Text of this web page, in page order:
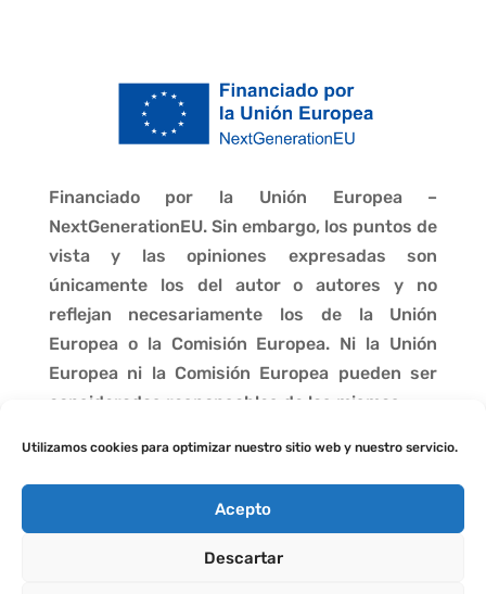
Utilizamos cookies para optimizar nuestro sitio web y nuestro servicio.
Acepto
Descartar
Financiado por la Unión Europea –
NextGenerationEU. Sin embargo, los puntos de
vista y las opiniones expresadas son
únicamente los del autor o autores y no
reflejan necesariamente los de la Unión
Europea o la Comisión Europea. Ni la Unión
Europea ni la Comisión Europea pueden ser
consideradas responsables de las mismas.